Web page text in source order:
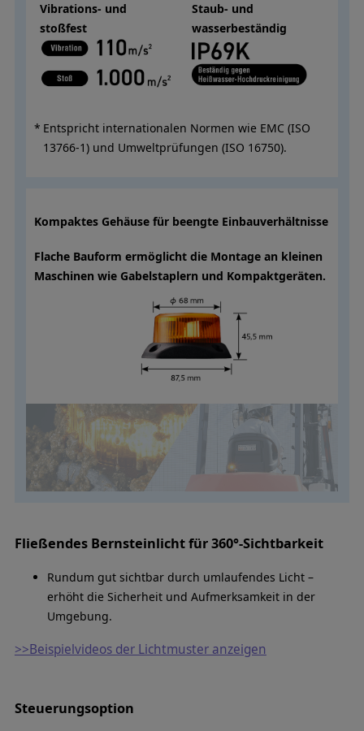
Vibrations- und
stoßfest
Staub- und
wasserbeständig
Entspricht internationalen Normen wie EMC (ISO
13766-1) und Umweltprüfungen (ISO 16750).
Kompaktes Gehäuse für beengte Einbauverhältnisse
Flache Bauform ermöglicht die Montage an kleinen
Maschinen wie Gabelstaplern und Kompaktgeräten.
Fließendes Bernsteinlicht für 360°-Sichtbarkeit
Rundum gut sichtbar durch umlaufendes Licht –
erhöht die Sicherheit und Aufmerksamkeit in der
Umgebung.
>>Beispielvideos der Lichtmuster anzeigen
Steuerungsoption